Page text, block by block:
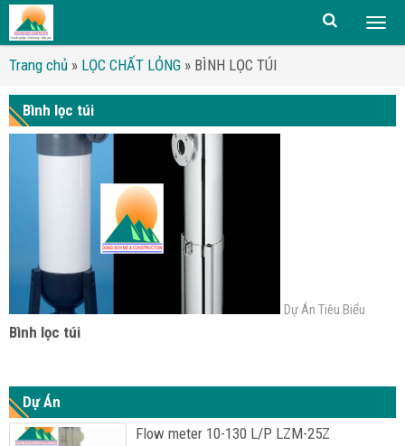
Trang chủ » LỌC CHẤT LỎNG » BÌNH LỌC TÚI
Bình lọc túi
Dự Án Tiêu Biểu
Bình lọc túi
Dự Án
Flow meter 10-130 L/P LZM-25Z